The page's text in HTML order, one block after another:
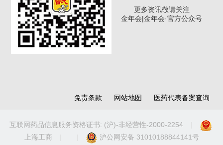
更多资讯敬请关注
金年会|金年会·官方公众号
免责条款 网站地图 医药代表备案查询
互联网药品信息服务资格证书: (沪)-非经营性-2000-2254
上海工商
沪公网安备 31010188844141号